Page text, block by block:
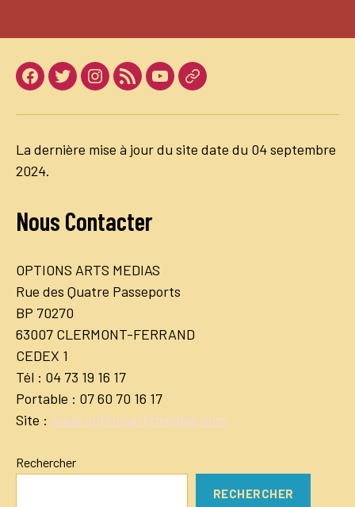
Facebook
TwitterInstagram
LinkedInYoutubeDailymotion
La dernière mise à jour du site date du 04 septembre
2024.
Nous Contacter
OPTIONS ARTS MEDIAS
Rue des Quatre Passeports
BP 70270
63007 CLERMONT-FERRAND
CEDEX 1
Tél : 04 73 19 16 17
Portable : 07 60 70 16 17
Site : www.optionsartsmedias.com
Rechercher
RECHERCHER